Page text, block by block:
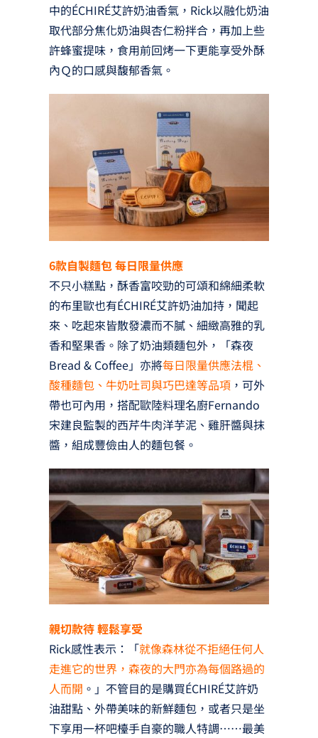
中的ÉCHIRÉ艾許奶油香氣，Rick以融化奶油
取代部分焦化奶油與杏仁粉拌合，再加上些
許蜂蜜提味，食用前回烤一下更能享受外酥
內Ｑ的口感與馥郁香氣。
6款自製麵包 每日限量供應
不只小糕點，酥香富咬勁的可頌和綿細柔軟
的布里歐也有ÉCHIRÉ艾許奶油加持，聞起
來、吃起來皆散發濃而不膩、細緻高雅的乳
香和堅果香。除了奶油類麵包外，「森夜
Bread & Coffee」亦將每日限量供應法棍、
酸種麵包、牛奶吐司與巧巴達等品項，可外
帶也可內用，搭配歐陸料理名廚Fernando
宋建良監製的西芹牛肉洋芋泥、雞肝醬與抹
醬，組成豐儉由人的麵包餐。
親切款待 輕鬆享受
Rick感性表示：「就像森林從不拒絕任何人
走進它的世界，森夜的大門亦為每個路過的
人而開 。」不管目的是購買ÉCHIRÉ艾許奶
油甜點、外帶美味的新鮮麵包，或者只是坐
下享用一杯吧檯手自豪的職人特調……最美